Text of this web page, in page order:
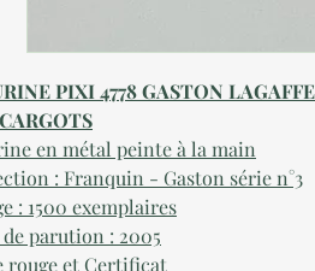
PIXI 4778 GASTON
en métal peinte à la main
: Franquin - Gaston série n°3
: 1500 exemplaires
de parution : 2005
rouge et Certificat